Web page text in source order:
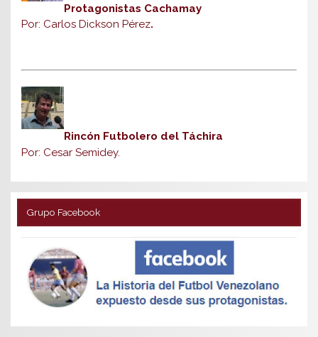
Protagonistas Cachamay
Por: Carlos Dickson Pérez.
Rincón Futbolero del Táchira
Por: Cesar Semidey.
Grupo Facebook